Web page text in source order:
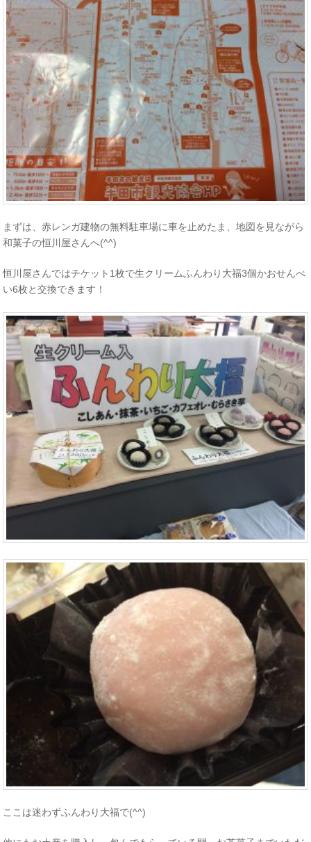
まずは、赤レンガ建物の無料駐車場に車を止めたま、地図を見ながら
和菓子の恒川屋さんへ(^^)
恒川屋さんではチケット1枚で生クリームふんわり大福3個かおせんべ
い6枚と交換できます！
ここは迷わずふんわり大福で(^^)